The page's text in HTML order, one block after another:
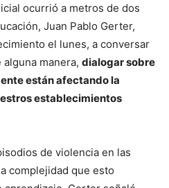
ocurrió a metros de dos
Juan Pablo Gerter,
el lunes, a conversar
manera, dialogar sobre
están afectando la
establecimientos
de violencia en las
complejidad que esto